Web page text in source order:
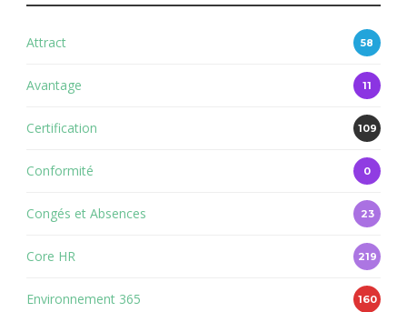
Attract 58
Avantage 11
Certification 109
Conformité 0
Congés et Absences 23
Core HR 219
Environnement 365 160